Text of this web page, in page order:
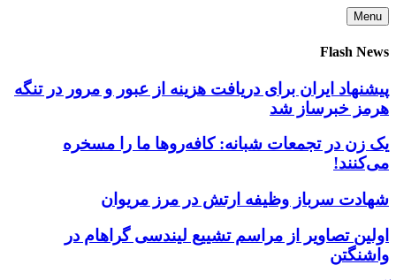
Skip
to
content
Menu
Flash News
پیشنهاد ایران برای دریافت هزینه از عبور و مرور در تنگه
هرمز خبرساز شد
یک زن در تجمعات شبانه: کافه‌روها ما را مسخره
می‌کنند!
شهادت سرباز وظیفه ارتش در مرز مریوان
اولین تصاویر از مراسم تشییع لیندسی گراهام در
واشنگتن